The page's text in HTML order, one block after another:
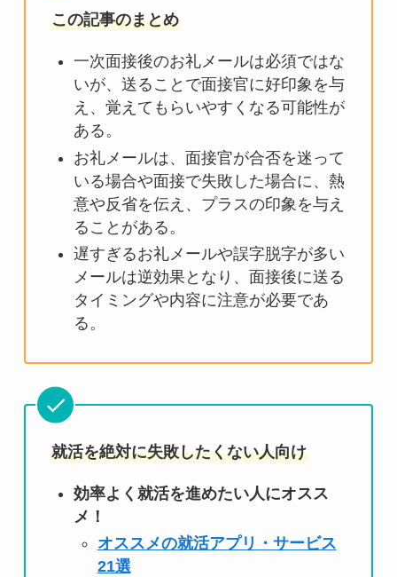
この記事のまとめ
一次面接後のお礼メールは必須ではな
いが、送ることで面接官に好印象を与
え、覚えてもらいやすくなる可能性が
ある。
お礼メールは、面接官が合否を迷って
いる場合や面接で失敗した場合に、熱
意や反省を伝え、プラスの印象を与え
ることがある。
遅すぎるお礼メールや誤字脱字が多い
メールは逆効果となり、面接後に送る
タイミングや内容に注意が必要であ
る。
就活を絶対に失敗したくない人向け
効率よく就活を進めたい人にオスス
メ！
オススメの就活アプリ・サービス
21選